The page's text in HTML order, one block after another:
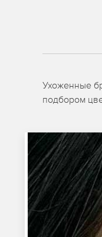
Ухоженные
подбором